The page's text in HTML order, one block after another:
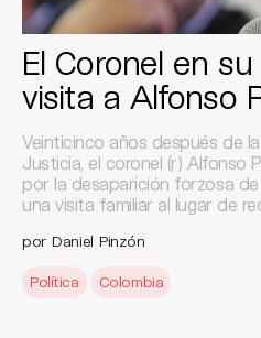
El Coronel en
visita a Alfonso
Veinticinco años después de
Justicia, el coronel (r) Alfonso
por la desaparición forzosa
una visita familiar al lugar de
por Daniel Pinzón
Política Colombia